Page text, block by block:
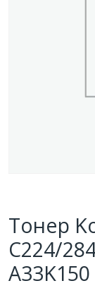
Тонер
C224/
A33K150